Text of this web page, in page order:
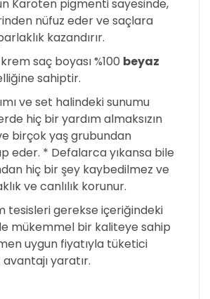
Karoten pigmenti sayesinde,
nüfuz eder ve saçlara
kazandırır.
saç boyası %100 beyaz
sahiptir.
ve set halindeki sunumu
hiç bir yardım almaksızın
birçok yaş grubundan
eder. * Defalarca yıkansa bile
hiç bir şey kaybedilmez ve
ve canlılık korunur.
tesisleri gerekse içeriğindeki
mükemmel bir kaliteye sahip
uygun fiyatıyla tüketici
yaratır.